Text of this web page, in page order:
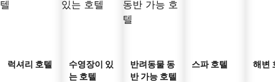
럭셔리 호텔
수영장이 있
는 호텔
반려동물 동
반 가능 호텔
스파 호텔 해변